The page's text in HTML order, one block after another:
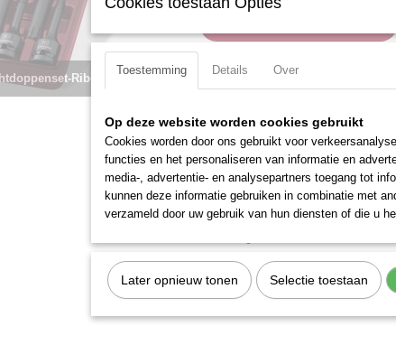
Ribe-lang-1/2"
Productcode leverancier
Omschrijving
10-delig krachtdoppenassortiment.
Inhoud:
Ribe krachtdoppen M4 - M5 - M6 -
Materiaal: Chroom Molybdeen
Aandrijfgrootte: 1/2 inch
Toestemming Details Over
Op deze website worden cookies gebruikt
Cookies worden door ons gebruikt voor
functies en het personaliseren van informatie en
media-, advertentie- en analysepartners toegang tot
kunnen deze informatie gebruiken in combinatie met
verzameld door uw gebruik van hun diensten of die u
Later opnieuw tonen Selectie toestaan